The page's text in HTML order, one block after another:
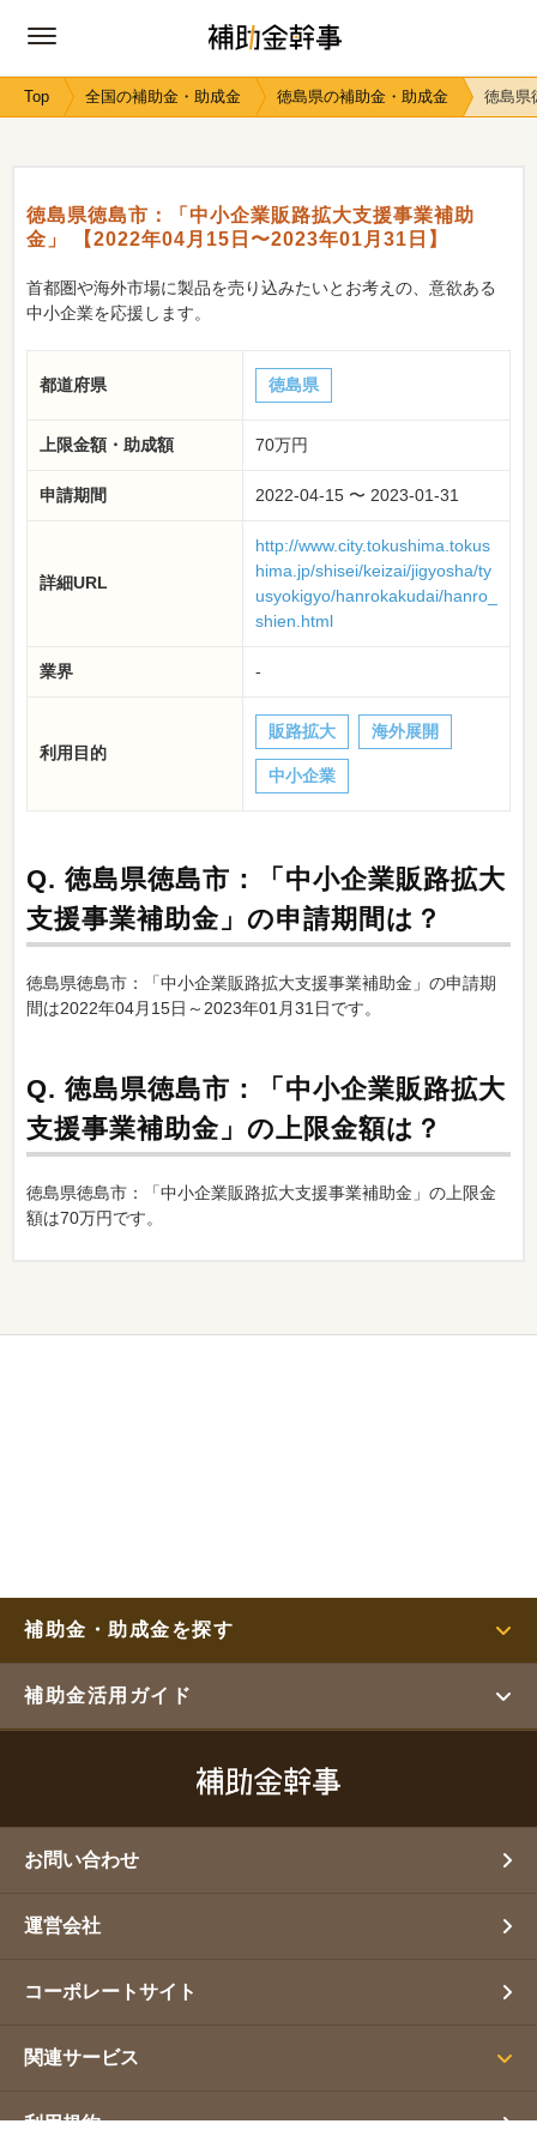
Top 全国の補助金・助成金 徳島県の補助金・助成金 徳島県
徳島県徳島市：「中小企業販路拡大支援事業補助
金」 【2022年04月15日〜2023年01月31日】
首都圏や海外市場に製品を売り込みたいとお考えの、意欲ある
中小企業を応援します。
都道府県 徳島県
上限金額・助成額 70万円
申請期間 2022-04-15 〜 2023-01-31
詳細URL
http://www.city.tokushima.tokus
hima.jp/shisei/keizai/jigyosha/ty
usyokigyo/hanrokakudai/hanro_
shien.html
業界 -
利用目的
販路拡大 海外展開
中小企業
Q. 徳島県徳島市：「中小企業販路拡大
支援事業補助金」の申請期間は？
徳島県徳島市：「中小企業販路拡大支援事業補助金」の申請期
間は2022年04月15日～2023年01月31日です。
Q. 徳島県徳島市：「中小企業販路拡大
支援事業補助金」の上限金額は？
徳島県徳島市：「中小企業販路拡大支援事業補助金」の上限金
額は70万円です。
補助金・助成金を探す
補助金活用ガイド
お問い合わせ
運営会社
コーポレートサイト
関連サービス
利用規約